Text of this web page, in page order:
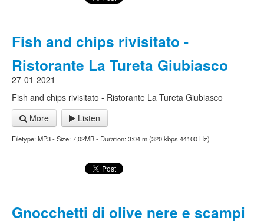
Fish and chips rivisitato -
Ristorante La Tureta Giubiasco
27-01-2021
Fish and chips rivisitato - Ristorante La Tureta Giubiasco
More
Listen
Filetype: MP3 - Size: 7,02MB - Duration: 3:04 m (320 kbps 44100 Hz)
Gnocchetti di olive nere e scampi